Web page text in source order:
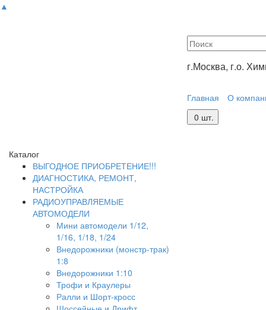
▲
г.Москва, г.о.
Главная
О
0 шт.
Каталог
ВЫГОДНОЕ ПРИОБРЕТЕНИЕ!!!
ДИАГНОСТИКА, РЕМОНТ,
НАСТРОЙКА
РАДИОУПРАВЛЯЕМЫЕ
АВТОМОДЕЛИ
Мини автомодели 1/12,
1/16, 1/18, 1/24
Внедорожники (монстр-трак)
1:8
Внедорожники 1:10
Трофи и Краулеры
Ралли и Шорт-кросс